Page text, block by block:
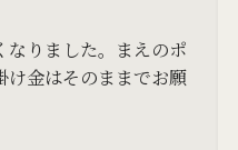
りました。まえのポ
け金はそのままでお願